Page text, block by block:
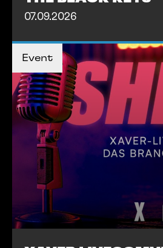
07.09.2026
Event
TICKETS
MEHR
MEHR